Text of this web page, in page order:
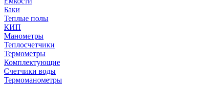
Баки
Теплые полы
КИП
Манометры
Теплосчетчики
Термометры
Комплектующие
Счетчики воды
Термоманометры